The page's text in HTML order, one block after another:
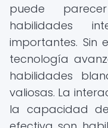
puede
habilidades
importantes. Sin
tecnología
habilidades
valiosas. La
la capacidad